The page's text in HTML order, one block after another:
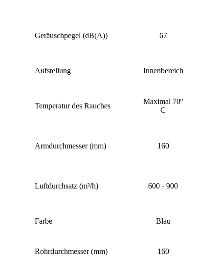
Geräuschpegel (dB(A)) 67
Aufstellung Innenbereich
Temperatur des Rauches
Maximal 70º
C
Armdurchmesser (mm) 160
Luftdurchsatz (m³/h) 600 - 900
Farbe Blau
Rohrdurchmesser (mm) 160